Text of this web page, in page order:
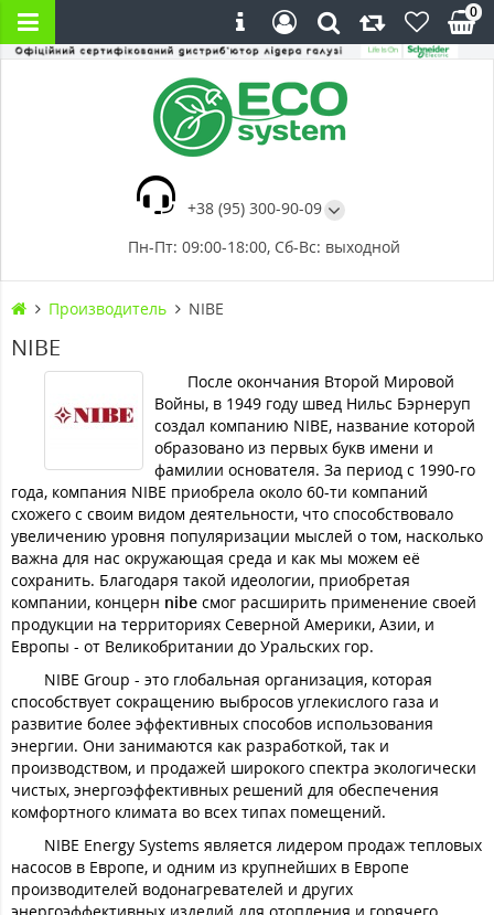
+38 (95) 300-90-09
Пн-Пт: 09:00-18:00, Сб-Вс: выходной
0
Производитель NIBE
NIBE
После окончания Второй Мировой
Войны, в 1949 году швед Нильс Бэрнеруп
создал компанию NIBE, название которой
образовано из первых букв имени и
фамилии основателя. За период с 1990-го
года, компания NIBE приобрела около 60-ти компаний
схожего с своим видом деятельности, что способствовало
увеличению уровня популяризации мыслей о том, насколько
важна для нас окружающая среда и как мы можем её
сохранить. Благодаря такой идеологии, приобретая
компании, концерн nibe смог расширить применение своей
продукции на территориях Северной Америки, Азии, и
Европы - от Великобритании до Уральских гор.
NIBE Group - это глобальная организация, которая
способствует сокращению выбросов углекислого газа и
развитие более эффективных способов использования
энергии. Они занимаются как разработкой, так и
производством, и продажей широкого спектра экологически
чистых, энергоэффективных решений для обеспечения
комфортного климата во всех типах помещений.
NIBE Energy Systems является лидером продаж тепловых
насосов в Европе, и одним из крупнейших в Европе
производителей водонагревателей и других